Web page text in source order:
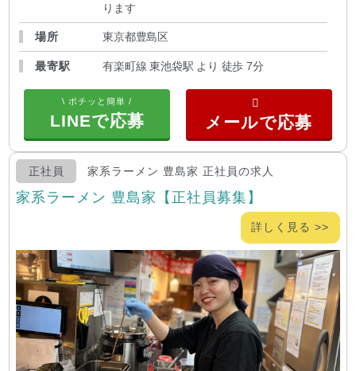
ります
場所 東京都豊島区
最寄駅 有楽町線 東池袋駅 より 徒歩 7分
\ ポチッと簡単 /
LINEで応募
正社員 家系ラーメン 豊島家 正社員の求人
家系ラーメン 豊島家【正社員募集】
詳しく見る >>